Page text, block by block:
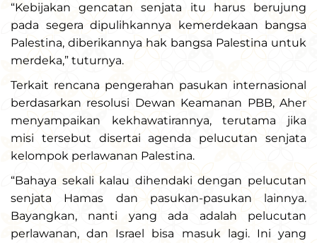
“Kebijakan gencatan senjata itu harus berujung
pada segera dipulihkannya kemerdekaan bangsa
Palestina, diberikannya hak bangsa Palestina untuk
merdeka,” tuturnya.
Terkait rencana pengerahan pasukan internasional
berdasarkan resolusi Dewan Keamanan PBB, Aher
menyampaikan kekhawatirannya, terutama jika
misi tersebut disertai agenda pelucutan senjata
kelompok perlawanan Palestina.
“Bahaya sekali kalau dihendaki dengan pelucutan
senjata Hamas dan pasukan-pasukan lainnya.
Bayangkan, nanti yang ada adalah pelucutan
perlawanan, dan Israel bisa masuk lagi. Ini yang